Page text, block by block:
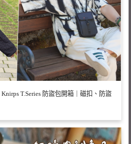
T.Series 防盜包開箱｜磁扣、防盜